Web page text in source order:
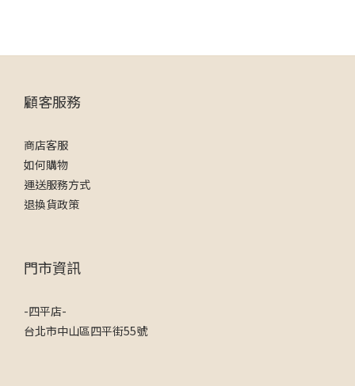
顧客服務
商店客服
如何購物
運送服務方式
退換貨政策
門市資訊
-四平店-
台北市中山區四平街55號